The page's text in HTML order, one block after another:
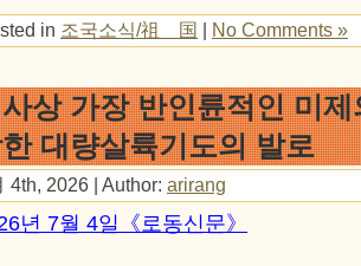
in 조국소식/祖 国 | No Comments »
상 가장 반인륜적인 미
대량살륙기도의 발로
4th, 2026 | Author: arirang
년 7월 4일《로동신문》